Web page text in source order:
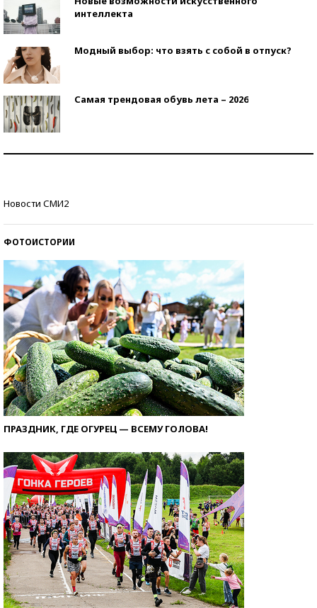
интеллекта
Модный выбор: что взять с собой в отпуск?
Самая трендовая обувь лета – 2026
Новости СМИ2
ФОТОИСТОРИИ
ПРАЗДНИК, ГДЕ ОГУРЕЦ — ВСЕМУ ГОЛОВА!